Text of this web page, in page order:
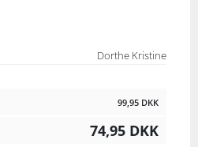
Dorthe Kristine
99,95 DKK
74,95 DKK